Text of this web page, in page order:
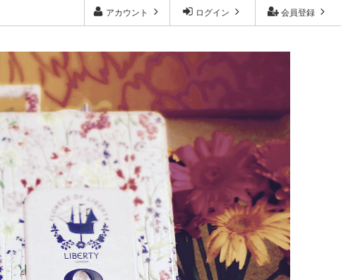
会員登録
ログイン
アカウント